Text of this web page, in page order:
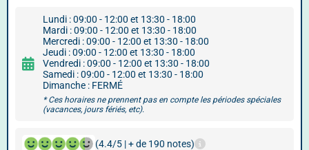
Lundi : 09:00 - 12:00 et 13:30 - 18:00
Mardi : 09:00 - 12:00 et 13:30 - 18:00
Mercredi : 09:00 - 12:00 et 13:30 - 18:00
Jeudi : 09:00 - 12:00 et 13:30 - 18:00
Vendredi : 09:00 - 12:00 et 13:30 - 18:00
Samedi : 09:00 - 12:00 et 13:30 - 18:00
Dimanche : FERMÉ
* Ces horaires ne prennent pas en compte les périodes spéciales
(vacances, jours fériés, etc).
(4.4/5 | + de 190 notes)